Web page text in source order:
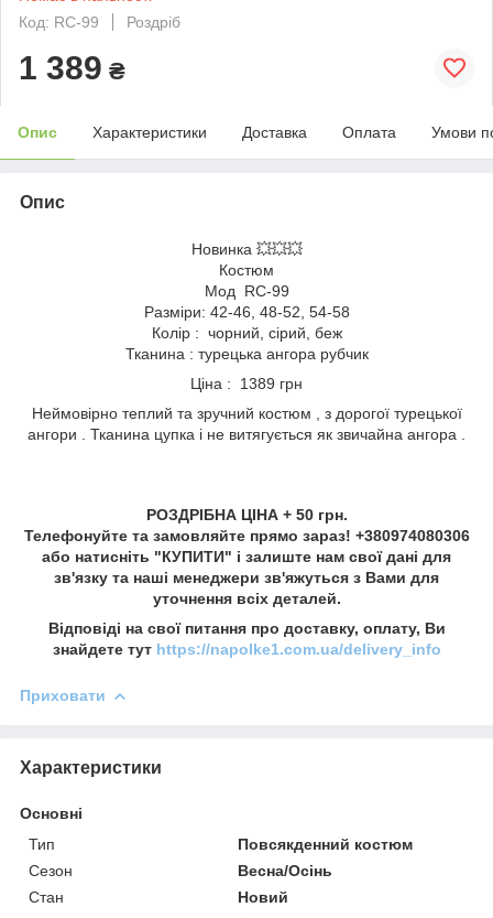
Код: RC-99
Роздріб
1 389 ₴
Опис Характеристики Доставка Оплата Умови
Опис
Новинка 💥💥💥
Костюм
Мод RC-99
Разміри: 42-46, 48-52, 54-58
Колір : чорний, сірий, беж
Тканина : турецька ангора рубчик
Ціна : 1389 грн
Неймовірно теплий та зручний костюм , з дорогої турецької
ангори . Тканина цупка і не витягується як звичайна ангора .
РОЗДРІБНА ЦІНА + 50 грн.
Телефонуйте та замовляйте прямо зараз! +380974080306
або натисніть "КУПИТИ" і залиште нам свої дані для
зв'язку та наші менеджери зв'яжуться з Вами для
уточнення всіх деталей.
Відповіді на свої питання про доставку, оплату, Ви
знайдете тут https://napolke1.com.ua/delivery_info
Приховати
Характеристики
Основні
Тип
Повсякденний костюм
Сезон
Весна/Осінь
Стан
Новий